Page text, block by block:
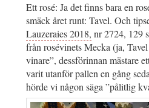
Ett rosé: Ja det finns bara en
smäck året runt: Tavel. Och
Lauzeraies 2018, nr 2724, 129
från rosévinets Mecka (ja,
vinare”, dessförinnan mästare
varit utanför pallen en gång
hörde vi någon säga ”pålitlig